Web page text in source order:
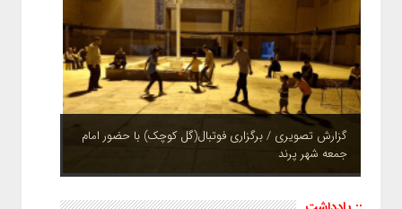
گزارش تصویری / برگزاری فوتبال(گل کوچک) با حضور امام
جمعه شهر پرند
چشم نوازی بوستان های شهر پرند در فصل بهار + تصاویر